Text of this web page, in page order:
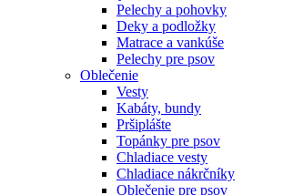
Pelechy a pohovky
Deky a podložky
Matrace a vankúše
Pelechy pre psov
Oblečenie
Vesty
Kabáty, bundy
Pršiplášte
Topánky pre psov
Chladiace vesty
Chladiace nákrčníky
Oblečenie pre psov